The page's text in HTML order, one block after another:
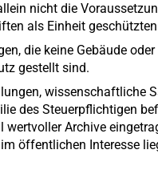
nicht die
als Einheit
die keine Gebäude
gestellt sind.
wissenschaftliche
des Steuerpflichtigen
Archive
öffentlichen Interesse